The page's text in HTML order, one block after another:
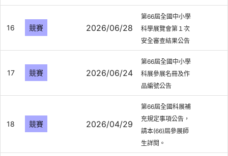
16 競賽 2026/06/28
第66屆全國中小學
科學展覽會第１次
安全審查結果公告
17 競賽 2026/06/24
第66屆全國中小學
科展參展名冊及作
品編號公告
18 競賽 2026/04/29
第66屆全國科展補
充規定事項公告，
請本(66)屆參展師
生詳閱。